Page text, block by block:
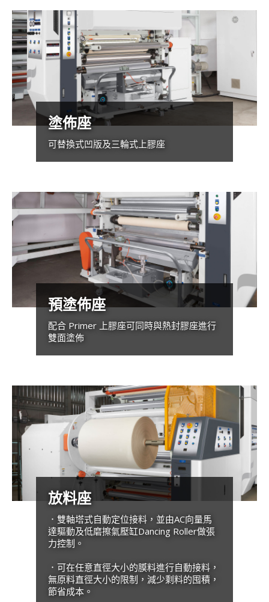
塗佈座
可替換式凹版及三輪式上膠座
預塗佈座
配合 Primer 上膠座可同時與熱封膠座進行
雙面塗佈
放料座
．雙軸塔式自動定位接料，並由AC向量馬
達驅動及低磨擦氣壓缸Dancing Roller做張
力控制。
．可在任意直徑大小的膜料進行自動接料，
無原料直徑大小的限制，減少剩料的囤積，
節省成本。